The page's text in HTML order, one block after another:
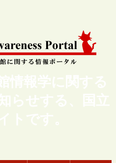
情報学に関する
らせする、国立
トです。